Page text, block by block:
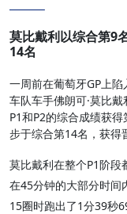
莫比戴利以综合第9
14名
一周前在葡萄牙GP上
车队车手佛朗可·莫比
P1和P2的综合成绩获
步于综合第14名，获得
莫比戴利在整个P1阶段
在45分钟的大部分时间
15圈时跑出了1分39秒